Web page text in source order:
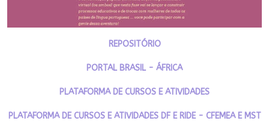
REPOSITÓRIO
PORTAL BRASIL - ÁFRICA
PLATAFORMA DE CURSOS E ATIVIDADES
PLATAFORMA DE CURSOS E ATIVIDADES DF E RIDE - CFEMEA E MST